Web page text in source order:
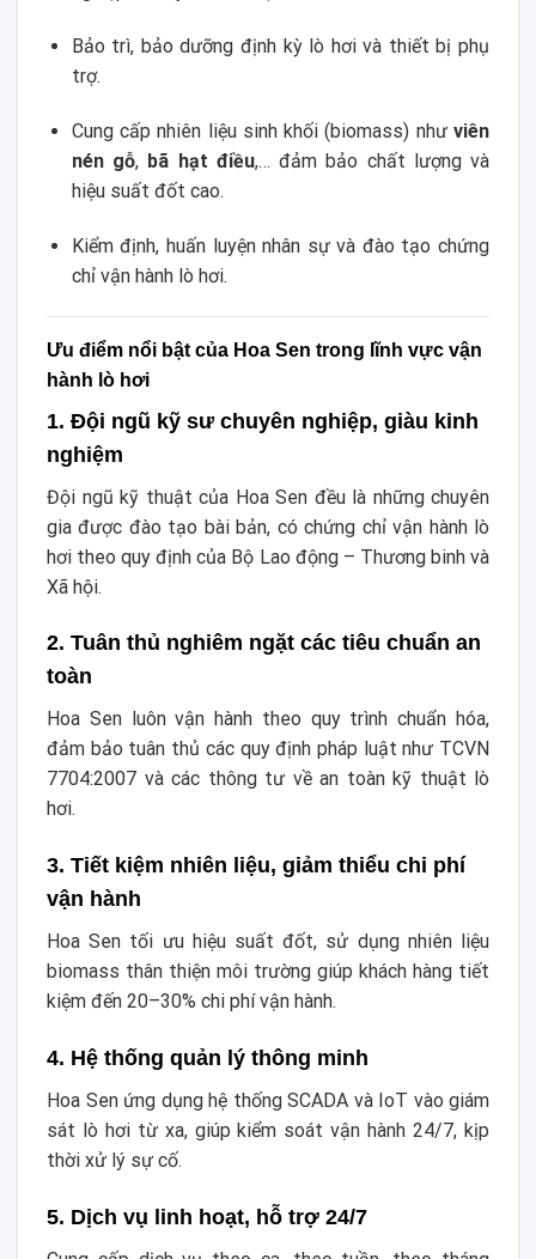
Bảo trì, bảo dưỡng định kỳ lò hơi và thiết bị phụ
trợ.
Cung cấp nhiên liệu sinh khối (biomass) như viên
nén gỗ, bã hạt điều,… đảm bảo chất lượng và
hiệu suất đốt cao.
Kiểm định, huấn luyện nhân sự và đào tạo chứng
chỉ vận hành lò hơi.
Ưu điểm nổi bật của Hoa Sen trong lĩnh vực vận
hành lò hơi
1. Đội ngũ kỹ sư chuyên nghiệp, giàu kinh
nghiệm
Đội ngũ kỹ thuật của Hoa Sen đều là những chuyên
gia được đào tạo bài bản, có chứng chỉ vận hành lò
hơi theo quy định của Bộ Lao động – Thương binh và
Xã hội.
2. Tuân thủ nghiêm ngặt các tiêu chuẩn an
toàn
Hoa Sen luôn vận hành theo quy trình chuẩn hóa,
đảm bảo tuân thủ các quy định pháp luật như TCVN
7704:2007 và các thông tư về an toàn kỹ thuật lò
hơi.
3. Tiết kiệm nhiên liệu, giảm thiểu chi phí
vận hành
Hoa Sen tối ưu hiệu suất đốt, sử dụng nhiên liệu
biomass thân thiện môi trường giúp khách hàng tiết
kiệm đến 20–30% chi phí vận hành.
4. Hệ thống quản lý thông minh
Hoa Sen ứng dụng hệ thống SCADA và IoT vào giám
sát lò hơi từ xa, giúp kiểm soát vận hành 24/7, kịp
thời xử lý sự cố.
5. Dịch vụ linh hoạt, hỗ trợ 24/7